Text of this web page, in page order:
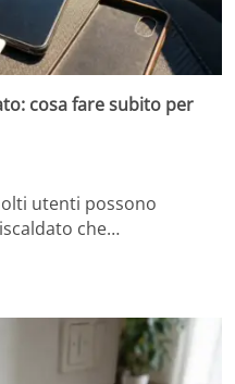
cosa fare subito per
utenti possono
che…